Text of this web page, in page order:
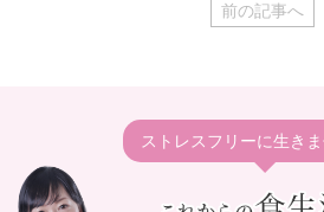
前の記事へ
ストレスフリーに生き